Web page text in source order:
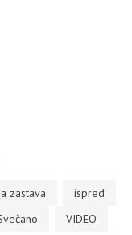
zastava
ispred
VIDEO